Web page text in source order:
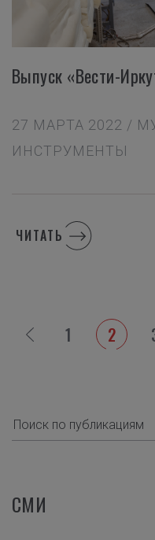
СМИ
Выпуск «Вести-
27 МАРТА 2022 /
ИНСТРУМЕНТЫ
ЧИТАТЬ
1 2